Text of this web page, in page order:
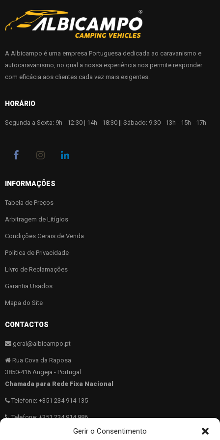
Gerir o Consentimento
A Albicampo é uma empresa Portuguesa dedicada ao caravanismo e
autocaravanismo, no qual a nossa experiência nos permite responder
com eficácia aos clientes cada vez mais exigentes.
HORÁRIO
Segunda a Sexta: 9h - 12:30 | 14h - 18:30 || Sábado: 9:30 - 13h - 15h - 17h
INFORMAÇÕES
Tabela de Preços
Arbitragem de Litígios
Condições Gerais de Venda
Politica de Privacidade
Livro de Reclamações
Garantia Usados
Mapa do Site
CONTACTOS
geral@albicampo.pt
Rua Cova da Raposa
3850-416 Angeja - Portugal
Chamada para Rede Fixa Nacional
Telefone: +351 234 914 135
Telefone: +351 234 914 986
Chamada para Rede Fixa Móvel